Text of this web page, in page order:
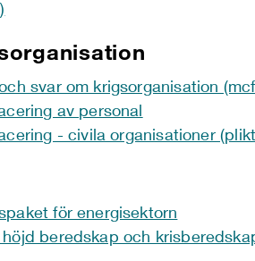
svar om krigsorganisation
av personal
- civila organisationer
för energisektorn
beredskap och